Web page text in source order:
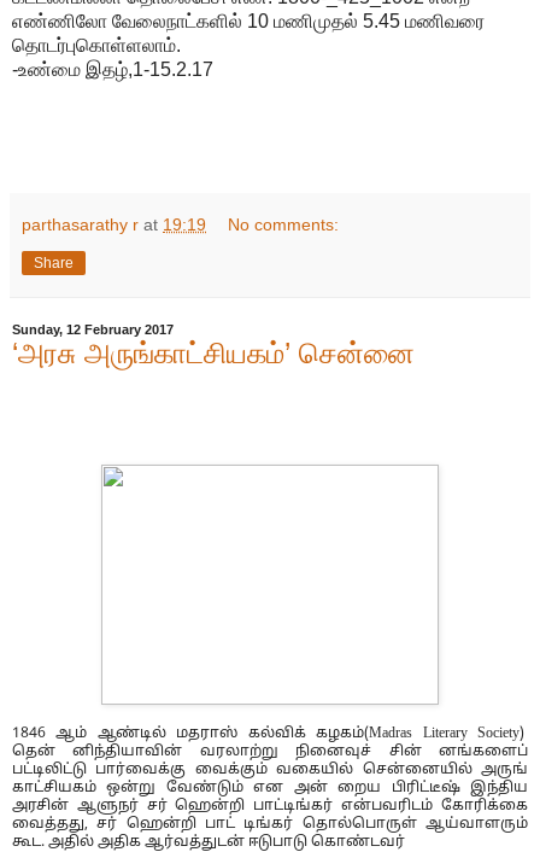
எண்ணிலோ வேலைநாட்களில் 10 மணிமுதல் 5.45 மணிவரை
தொடர்புகொள்ளலாம்.
-உண்மை இதழ்,1-15.2.17
parthasarathy r at 19:19 No comments:
Share
Sunday, 12 February 2017
‘அரசு அருங்காட்சியகம்’ சென்னை
1846 ஆம் ஆண்டில் மதராஸ் கல்விக் கழகம்(Madras Literary Society)
தென் னிந்தியாவின் வரலாற்று நினைவுச் சின் னங்களைப்
பட்டிலிட்டு பார்வைக்கு வைக்கும் வகையில் சென்னையில் அருங்
காட்சியகம் ஒன்று வேண்டும் என அன் றைய பிரிட்டீஷ் இந்திய
அரசின் ஆளுநர் சர் ஹென்றி பாட்டிங்கர் என்பவரிடம் கோரிக்கை
வைத்தது, சர் ஹென்றி பாட் டிங்கர் தொல்பொருள் ஆய்வாளரும்
கூட. அதில் அதிக ஆர்வத்துடன் ஈடுபாடு கொண்டவர்